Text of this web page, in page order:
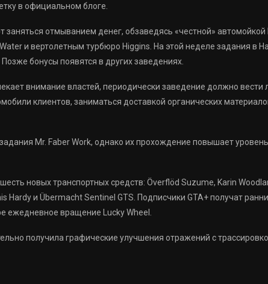
в официальном блоге.
заняться отмыванием денег, обзаведясь «честной» автомойкой
и вертолетным турбюро Higgins. На этой неделе задания в
бонусы появятся в других заведениях.
внимание властей, периодически заведение должно вести
клиентов, заниматься доставкой органических
Mr. Faber Work, однако их прохождение повышает
новых транспортных средств: Överflöd Suzume, Karin
Hardy и Übermacht Sentinel GTS. Подписчики GTA+ получат
ежедневное вращение Lucky Wheel.
получила графические улучшения отражений с